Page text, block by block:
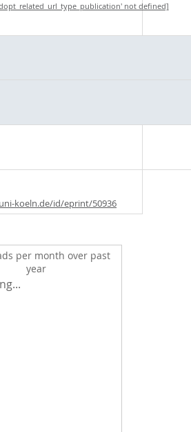
not defined]
koeln.de/id/eprint/50936
per month over past
year